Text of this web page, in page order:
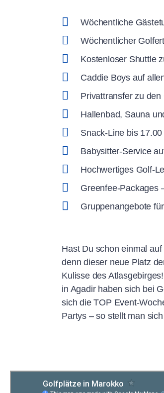
Wöchentliche
Wöchentlicher
Kostenloser Shuttle
Caddie Boys auf
Privattransfer zu
Hallenbad, Sauna
Snack-Line bis
Babysitter-Service
Hochwertiges Golf-
Greenfee-Packages
Gruppenangebote
Hast Du schon einmal
denn dieser neue Platz
Kulisse des
in Agadir haben sich bei
sich die TOP Event-
Partys – so stellt man